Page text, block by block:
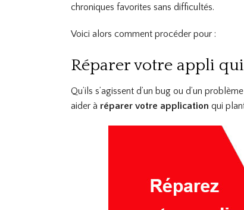
chroniques favorites sans difficultés.
Voici alors comment procéder pour :
Réparer votre appli
Qu’ils s’agissent d’un bug ou d’un
aider à réparer votre application qui